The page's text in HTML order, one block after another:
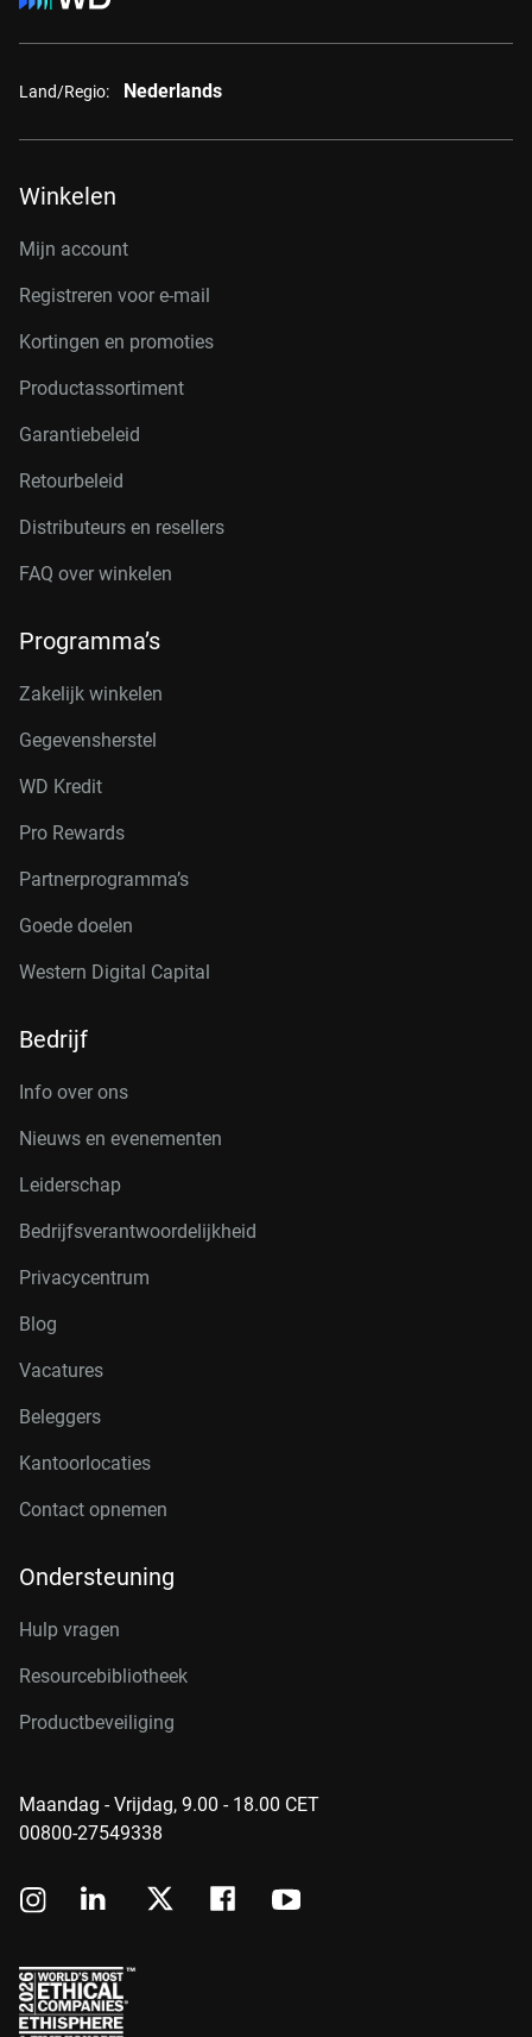
Land/Regio: Nederlands
Winkelen
Mijn account
Registreren voor e-mail
Kortingen en promoties
Productassortiment
Garantiebeleid
Retourbeleid
Distributeurs en resellers
FAQ over winkelen
Programma’s
Zakelijk winkelen
Gegevensherstel
WD Kredit
Pro Rewards
Partnerprogramma’s
Goede doelen
Western Digital Capital
Bedrijf
Info over ons
Nieuws en evenementen
Leiderschap
Bedrijfsverantwoordelijkheid
Privacycentrum
Blog
Vacatures
Beleggers
Kantoorlocaties
Contact opnemen
Ondersteuning
Hulp vragen
Resourcebibliotheek
Productbeveiliging
Maandag - Vrijdag, 9.00 - 18.00 CET
00800-27549338